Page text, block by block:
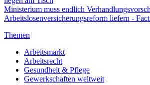
Ministerium muss endlich
Arbeitslosenversicherungsreform liefern -
Themen
Arbeitsmarkt
Arbeitsrecht
Gesundheit & Pflege
Gewerkschaften weltweit